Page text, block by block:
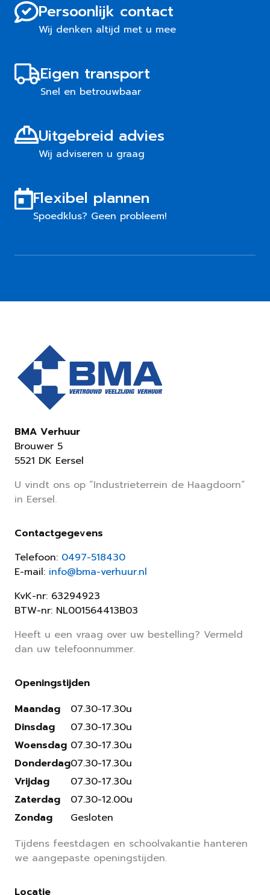
Persoonlijk contact
Wij denken altijd met u mee
Eigen transport
Snel en betrouwbaar
Uitgebreid advies
Wij adviseren u graag
Flexibel plannen
Spoedklus? Geen probleem!
BMA Verhuur
Brouwer 5
5521 DK Eersel
U vindt ons op “Industrieterrein de Haagdoorn”
in Eersel.
Contactgegevens
Telefoon: 0497-518430
E-mail: info@bma-verhuur.nl
KvK-nr: 63294923
BTW-nr: NL001564413B03
Heeft u een vraag over uw bestelling? Vermeld
dan uw telefoonnummer.
Openingstijden
Maandag
Dinsdag
Woensdag
Donderdag
Vrijdag
Zaterdag
Zondag
07.30-17.30u
07.30-17.30u
07.30-17.30u
07.30-17.30u
07.30-17.30u
07.30-12.00u
Gesloten
Tijdens feestdagen en schoolvakantie hanteren
we aangepaste openingstijden.